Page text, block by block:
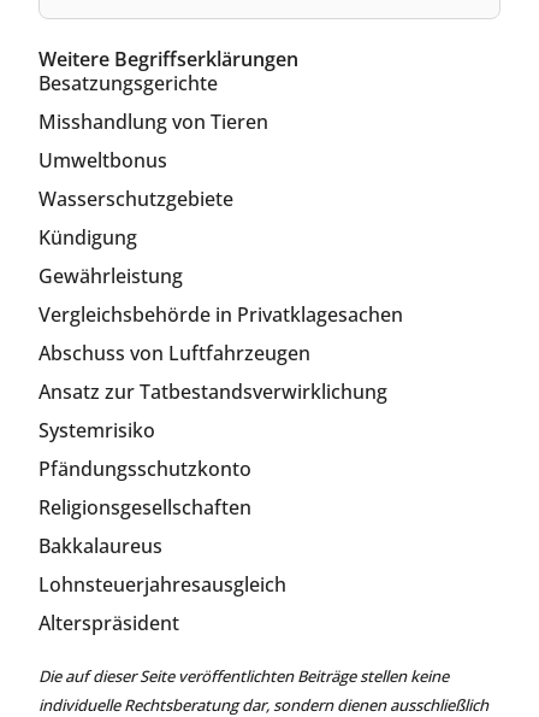
Weitere Begriffserklärungen
Besatzungsgerichte
Misshandlung von Tieren
Umweltbonus
Wasserschutzgebiete
Kündigung
Gewährleistung
Vergleichsbehörde in Privatklagesachen
Abschuss von Luftfahrzeugen
Ansatz zur Tatbestandsverwirklichung
Systemrisiko
Pfändungsschutzkonto
Religionsgesellschaften
Bakkalaureus
Lohnsteuerjahresausgleich
Alterspräsident
Die auf dieser Seite veröffentlichten Beiträge stellen keine
individuelle Rechtsberatung dar, sondern dienen ausschließlich